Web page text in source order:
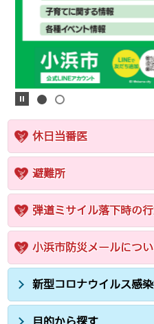
休日当番医
避難所
弾道ミサイル落下時の
小浜市防災メールにつ
新型コロナウイルス感
目的から探す